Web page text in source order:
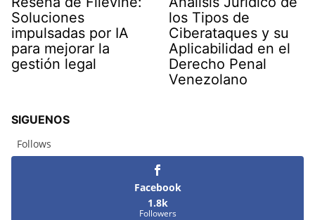
Soluciones
impulsadas por IA
para mejorar la
gestión legal
los Tipos de
Ciberataques y su
Aplicabilidad en el
Derecho Penal
Venezolano
SIGUENOS
Follows
Facebook
1.8k
Followers